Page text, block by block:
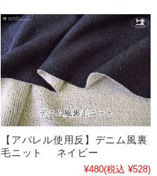
【アパレル使用反】デニム風裏
毛ニット ネイビー
¥480(税込 ¥528)